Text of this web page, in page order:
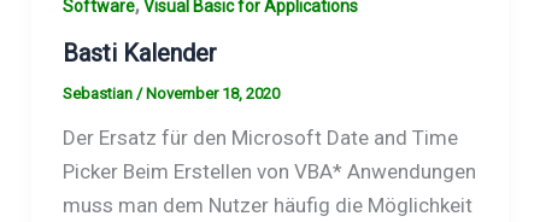
Software Visual Basic for Applications
Basti Kalender
Sebastian / November 18, 2020
Der Ersatz für den Microsoft Date and Time
Picker Beim Erstellen von VBA* Anwendungen
muss man dem Nutzer häufig die Möglichkeit